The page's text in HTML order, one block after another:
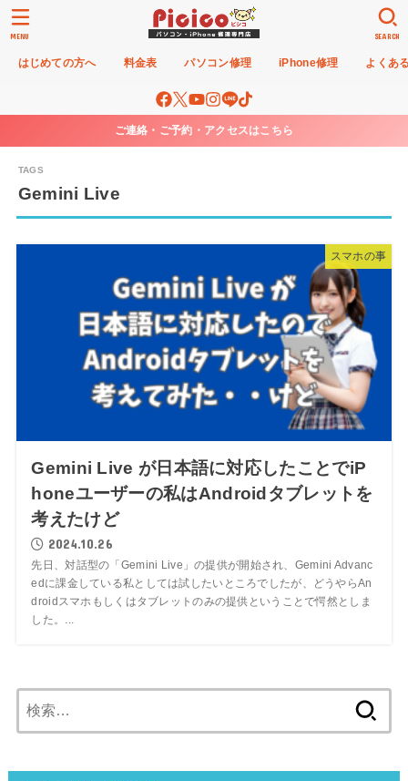
はじめての方へ 料金表 パソコン修理 iPhone修理 よくあ
SEARCH
MENU
ご連絡・ご予約・アクセスはこちら
Gemini Live
スマホの事
Gemini Live が日本語に対応したことでiP
honeユーザーの私はAndroidタブレットを
考えたけど
2024.10.26
先日、対話型の「Gemini Live」の提供が開始され、Gemini Advanc
edに課金している私としては試したいところでしたが、どうやらAn
droidスマホもしくはタブレットのみの提供ということで愕然としま
した。...
索: